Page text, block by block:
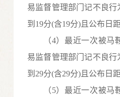
易监督管理部门记不良行
到19分(含19分)且公布日
（4）最近一次被马
易监督管理部门记不良行
到29分(含29分)且公布日
（5）最近一次被马